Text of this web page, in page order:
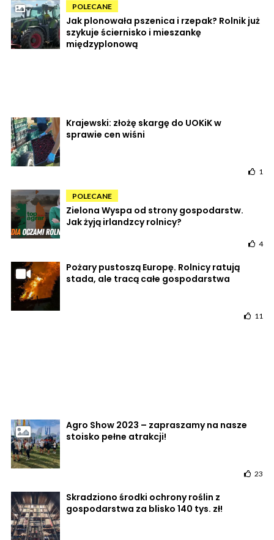
POLECANE
Jak plonowała pszenica i rzepak? Rolnik już
szykuje ściernisko i mieszankę
międzyplonową
Krajewski: złożę skargę do UOKiK w
sprawie cen wiśni
1
POLECANE
Zielona Wyspa od strony gospodarstw.
Jak żyją irlandzcy rolnicy?
4
Pożary pustoszą Europę. Rolnicy ratują
stada, ale tracą całe gospodarstwa
11
Agro Show 2023 – zapraszamy na nasze
stoisko pełne atrakcji!
23
Skradziono środki ochrony roślin z
gospodarstwa za blisko 140 tys. zł!